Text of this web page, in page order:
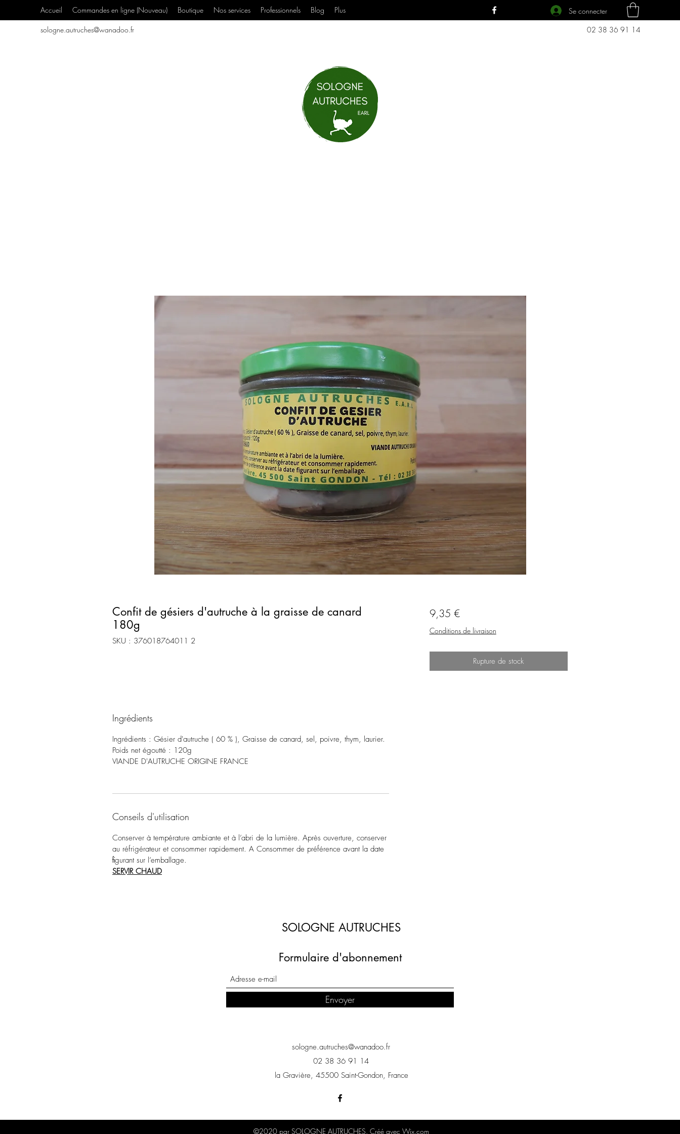
Accueil Commandes en ligne (Nouveau) Boutique Nos services Professionnels Blog Plus
Se connecter
sologne.autruches@wanadoo.fr
02 38 36 91 14
Confit de gésiers d'autruche à la graisse de canard
180g
SKU : 376018764011 2
Ingrédients
Ingrédients : Gésier d'autruche ( 60 % ), Graisse de canard, sel, poivre, thym, laurier.
Poids net égoutté : 120g
VIANDE D'AUTRUCHE ORIGINE FRANCE
Conseils d'utilisation
Conserver à température ambiante et à l’abri de la lumière. Après ouverture, conserver
au réfrigérateur et consommer rapidement. A Consommer de préférence avant la date
ﬁgurant sur l’emballage.
SERVIR CHAUD
9,35 €Prix
Conditions de livraison
Rupture de stock
SOLOGNE AUTRUCHES
Formulaire d'abonnement
Envoyer
sologne.autruches@wanadoo.fr
02 38 36 91 14
la Gravière, 45500 Saint-Gondon, France
©2020 par SOLOGNE AUTRUCHES. Créé avec Wix.com